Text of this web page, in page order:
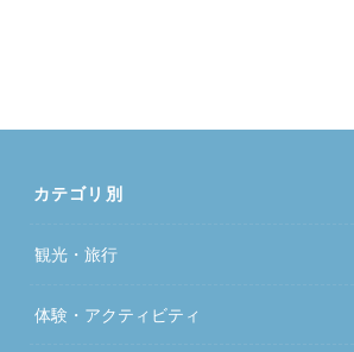
カテゴリ別
観光・旅行
体験・アクティビティ